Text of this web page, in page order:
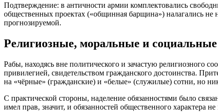
Подтверждение: в античности армии комплектовались
общественных проектах («общинная барщина») налагались
прогнозируемой.
Религиозные, моральные и
Рабы, находясь вне политического и зачастую религиозного
привилегией, свидетельством гражданского достоинства.
на «чёрные» (гражданские) и «белые» (служилые) сотни, но
С практической стороны, наделение обязанностями было
имел прав, значит, и обязанностей общественного характера не